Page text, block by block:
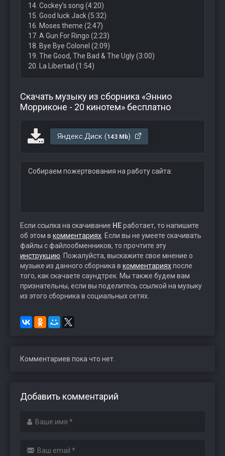
14. Cockey’s song (4:20)
15. Good luck Jack (5:32)
16. Moses theme (2:47)
17. A Gun For Ringo (2:23)
18. Bye Bye Colonel (2:09)
19. The Good, The Bad & The Ugly (3:00)
20. La Libertad (1:54)
Скачать музыку из сборника «Эннио
Морриконе - 20 кинотем» бесплатно
Яндекс.Диск (143 Mb)
Собираем пожертвования на работу сайта:
Если ссылка на скачивание НЕработает, то напишите
об этом в комментариях . Если вы не умеете скачивать
файлы с файлообменников, то прочтите эту
инструкцию . Пожалуйста, выскажите свое мнение о
музыке из данного сборника в комментарияхпосле
того, как скачаете саундтрек. Мы также будем вам
признательны, если вы поделитесь ссылкой на музыку
из этого сборника в социальных сетях.
Комментариев пока что нет.
Добавить комментарий